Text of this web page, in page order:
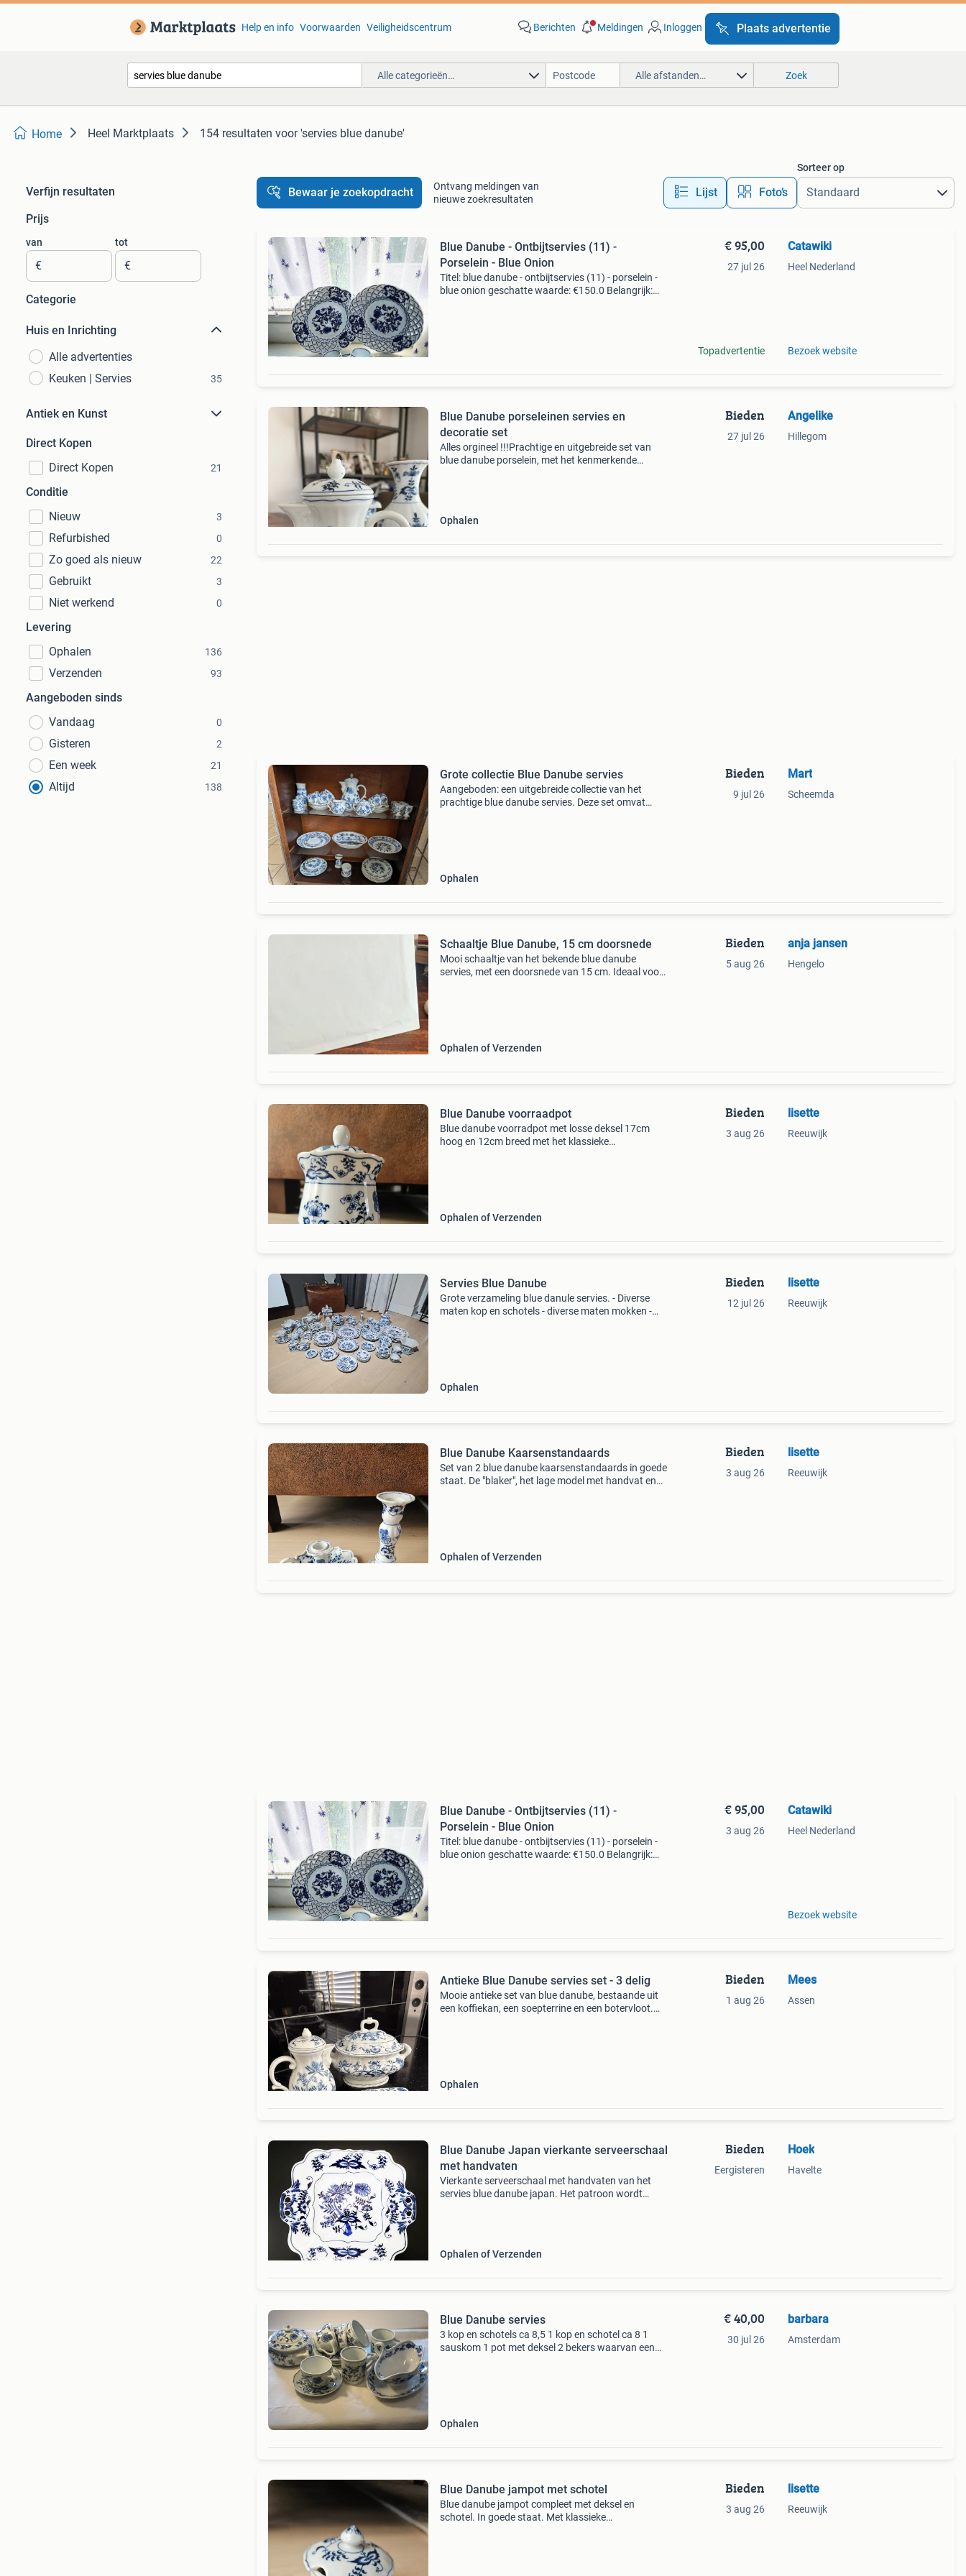
Help en info Voorwaarden Veiligheidscentrum Berichten Meldingen Inloggen Plaats advertentie
Alle categorieën… Alle afstanden… Zoek
Home Heel Marktplaats 154 resultaten voor 'servies blue danube'
Verfijn resultaten
Prijs
van
€
tot
€
Categorie
Huis en Inrichting
Alle advertenties
Keuken | Servies
35
Antiek en Kunst
Direct Kopen
Direct Kopen
21
Conditie
Nieuw
3
Refurbished 0
Zo goed als nieuw 22
Gebruikt 3
Niet werkend 0
Levering
Ophalen
136
Verzenden 93
Aangeboden sinds
Vandaag
0
Gisteren 2
Een week 21
Altijd 138
Bewaar je zoekopdracht
Ontvang meldingen van
nieuwe zoekresultaten
Lijst Foto’s
Sorteer op
Blue Danube - Ontbijtservies (11) -
Porselein - Blue Onion
Titel: blue danube - ontbijtservies (11) - porselein -
blue onion geschatte waarde: €150.0 Belangrijk:
€ 95,00
27 jul 26
Topadvertentie
Catawiki
Heel Nederland
Bezoek website
Blue Danube porseleinen servies en
decoratie set
Alles orgineel !!!Prachtige en uitgebreide set van
blue danube porselein, met het kenmerkende
Ophalen
Bieden
27 jul 26
Angelike
Hillegom
Grote collectie Blue Danube servies
Aangeboden: een uitgebreide collectie van het
prachtige blue danube servies. Deze set omvat
Ophalen
Bieden
9 jul 26
Mart
Scheemda
Schaaltje Blue Danube, 15 cm doorsnede
Mooi schaaltje van het bekende blue danube
servies, met een doorsnede van 15 cm. Ideaal voor
Ophalen of Verzenden
Bieden
5 aug 26
anja jansen
Hengelo
Blue Danube voorraadpot
Blue danube voorradpot met losse deksel 17cm
hoog en 12cm breed met het klassieke
Ophalen of Verzenden
Bieden
3 aug 26
lisette
Reeuwijk
Servies Blue Danube
Grote verzameling blue danule servies. - Diverse
maten kop en schotels - diverse maten mokken -
Ophalen
Bieden
12 jul 26
lisette
Reeuwijk
Blue Danube Kaarsenstandaards
Set van 2 blue danube kaarsenstandaards in goede
staat. De "blaker", het lage model met handvat en
Ophalen of Verzenden
Bieden
3 aug 26
lisette
Reeuwijk
Blue Danube - Ontbijtservies (11) -
Porselein - Blue Onion
Titel: blue danube - ontbijtservies (11) - porselein -
blue onion geschatte waarde: €150.0 Belangrijk:
€ 95,00
3 aug 26
Catawiki
Heel Nederland
Bezoek website
Antieke Blue Danube servies set - 3 delig
Mooie antieke set van blue danube, bestaande uit
een koffiekan, een soepterrine en een botervloot.
Ophalen
Bieden
1 aug 26
Mees
Assen
Blue Danube Japan vierkante serveerschaal
met handvaten
Vierkante serveerschaal met handvaten van het
servies blue danube japan. Het patroon wordt
Ophalen of Verzenden
Bieden
Eergisteren
Hoek
Havelte
Blue Danube servies
3 kop en schotels ca 8,5 1 kop en schotel ca 8 1
sauskom 1 pot met deksel 2 bekers waarvan een
Ophalen
€ 40,00
30 jul 26
barbara
Amsterdam
Blue Danube jampot met schotel
Blue danube jampot compleet met deksel en
schotel. In goede staat. Met klassieke
Bieden
3 aug 26
lisette
Reeuwijk